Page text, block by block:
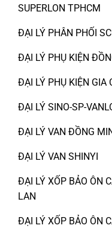
SUPERLON TPHCM
ĐẠI LÝ PHÂN PHỐI
ĐẠI LÝ PHỤ KIỆN
ĐẠI LÝ PHỤ KIỆN GIA
ĐẠI LÝ SINO-SP-
ĐẠI LÝ VAN ĐỒNG
ĐẠI LÝ VAN SHINYI
ĐẠI LÝ XỐP BẢO ÔN
LAN
ĐẠI LÝ XỐP BẢO ÔN